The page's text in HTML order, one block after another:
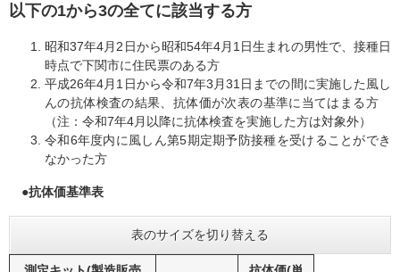
以下の1から3の全てに該当する方
昭和37年4月2日から昭和54年4月1日生まれの男性で、接種日
時点で下関市に住民票のある方
平成26年4月1日から令和7年3月31日までの間に実施した風し
んの抗体検査の結果、抗体価が次表の基準に当てはまる方
（注：令和7年4月以降に抗体検査を実施した方は対象外）
令和6年度内に風しん第5期定期予防接種を受けることができ
なかった方
●抗体価基準表
表のサイズを切り替える